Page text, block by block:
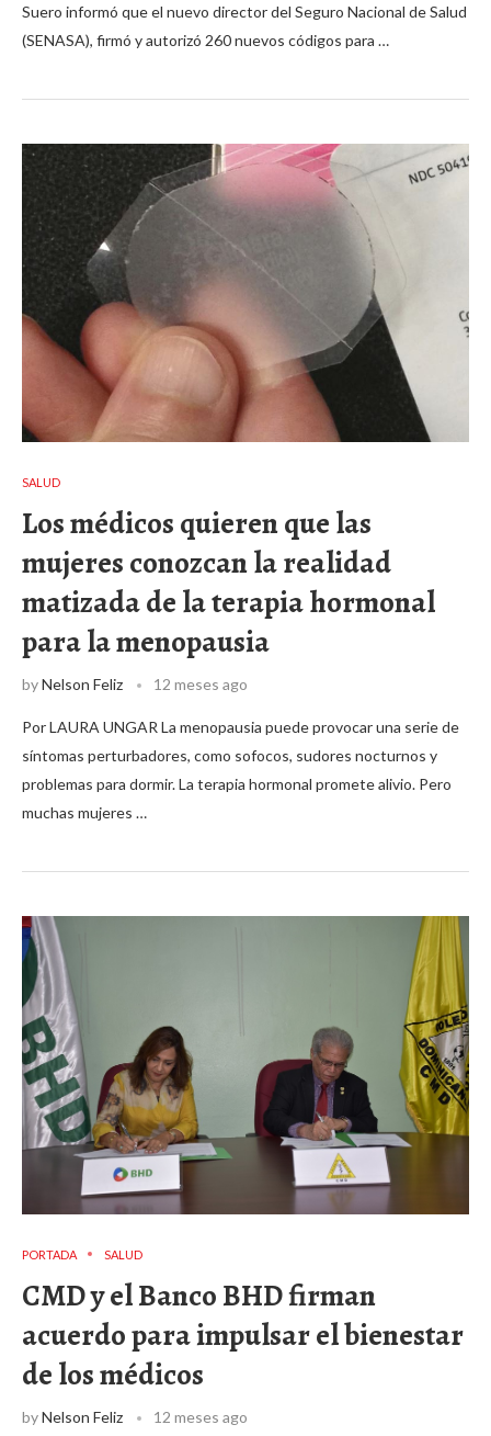
Suero informó que el nuevo director del Seguro Nacional de Salud
(SENASA), firmó y autorizó 260 nuevos códigos para …
SALUD
Los médicos quieren que las
mujeres conozcan la realidad
matizada de la terapia hormonal
para la menopausia
byNelson Feliz 12 meses ago
Por LAURA UNGAR La menopausia puede provocar una serie de
síntomas perturbadores, como sofocos, sudores nocturnos y
problemas para dormir. La terapia hormonal promete alivio. Pero
muchas mujeres …
PORTADA SALUD
CMD y el Banco BHD firman
acuerdo para impulsar el bienestar
de los médicos
byNelson Feliz 12 meses ago